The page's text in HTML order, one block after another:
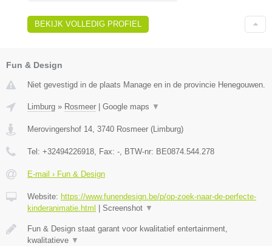
BEKIJK VOLLEDIG PROFIEL
Fun & Design
Niet gevestigd in de plaats Manage en in de provincie Henegouwen.
Limburg » Rosmeer | Google maps ▼
Merovingershof 14 3740 Rosmeer (Limburg)
Tel: +32494226918 , Fax: - , BTW-nr: BE0874.544.278
E-mail › Fun & Design
Website: https://www.funendesign.be/p/op-zoek-naar-de-perfecte-
kinderanimatie.html | Screenshot ▼
Fun & Design staat garant voor kwalitatief entertainment,
kwalitatieve ▼